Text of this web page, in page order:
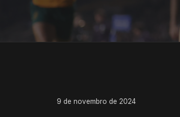
9 de novembro de 2024